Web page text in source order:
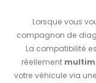
Lorsque vous
compagnon de
La compatibilité
réellement
votre véhicule via une